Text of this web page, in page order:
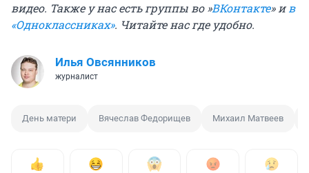
видео. Также у нас есть группы во »ВКонтакте» ив
«Одноклассниках». Читайте нас где удобно.
Илья Овсянников
журналист
День матери Вячеслав Федорищев Михаил Матвеев